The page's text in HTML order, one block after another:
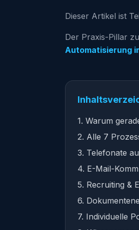
Dieser Artikel ist
Der Praxis-Pillar
Automatisierung
1. Warum
2. Alle 7
3. Telefonate
4. E-Mail-
5. Recruiting &
6.
7. Individuelle